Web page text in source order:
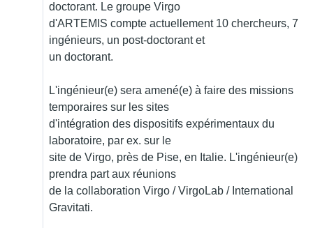
doctorant. Le groupe Virgo
d'ARTEMIS compte actuellement 10 chercheurs, 7
ingénieurs, un post-doctorant et
un doctorant.
L'ingénieur(e) sera amené(e) à faire des missions
temporaires sur les sites
d'intégration des dispositifs expérimentaux du
laboratoire, par ex. sur le
site de Virgo, près de Pise, en Italie. L'ingénieur(e)
prendra part aux réunions
de la collaboration Virgo / VirgoLab / International
Gravitati.